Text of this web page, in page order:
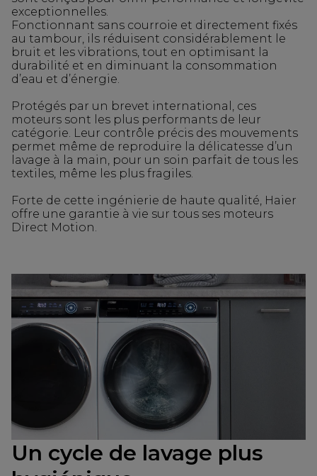
exceptionnelles.
Fonctionnant sans courroie et directement fixés
au tambour, ils réduisent considérablement le
bruit et les vibrations, tout en optimisant la
durabilité et en diminuant la consommation
d’eau et d’énergie.
Protégés par un brevet international, ces
moteurs sont les plus performants de leur
catégorie. Leur contrôle précis des mouvements
permet même de reproduire la délicatesse d’un
lavage à la main, pour un soin parfait de tous les
textiles, même les plus fragiles.
Forte de cette ingénierie de haute qualité, Haier
offre une garantie à vie sur tous ses moteurs
Direct Motion.
Un cycle de lavage plus